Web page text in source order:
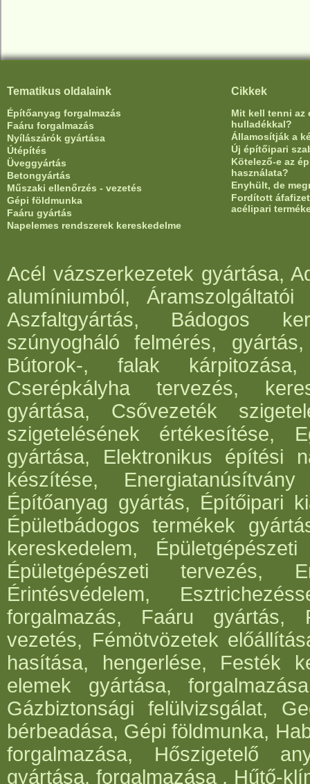
Tematikus oldalaink
Építőanyag forgalmazás
Faáru forgalmazás
Nyílászárók gyártása
Útépítés
Üveggyártás
Betongyártás
Műszaki ellenőrzés - vezetés
Gépi földmunka
Faáru gyártás
Napelemes rendszerek kereskedelme
Cikkek
Mit kell tenni az
hulladékkal?
Államosítják a
Új építőipari
Kötelező-e az
használata?
Enyhült, de
Fordított
acélipari
Acél vázszerkezetek gyártása,
alumíniumból,
Aszfaltgyártás, Bádogos
szúnyogháló felmérés,
Bútorok-, falak
Cserépkályha tervezés,
gyártása, Csővezeték
szigetelésének értékesítése,
gyártása, Elektronikus építési
készítése,
Építőanyag gyártás, Építőipari
Épületbádogos termékek
kereskedelem,
Épületgépészeti tervezés,
Érintésvédelem,
forgalmazás, Faáru gyártás,
vezetés, Fémötvözetek
hasítása, hengerlése, Festék
elemek gyártása,
Gázbiztonsági felülvizsgálat,
bérbeadása, Gépi földmunka,
forgalmazása, Hőszigetelő
gyártása, forgalmazása , Hűtő-